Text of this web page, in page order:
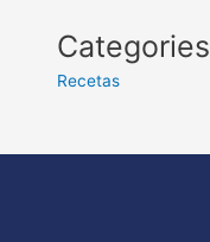
Categories
Recetas